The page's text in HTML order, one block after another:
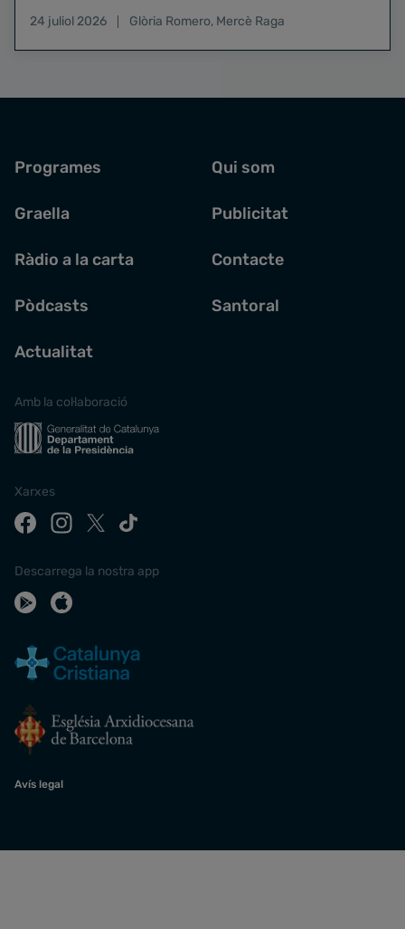
24 juliol 2026
Glòria Romero, Mercè Raga
Programes
Graella
Ràdio a la carta
Pòdcasts
Actualitat
Qui som
Publicitat
Contacte
Santoral
Amb la col·laboració
Xarxes
Descarrega la nostra app
Avís legal